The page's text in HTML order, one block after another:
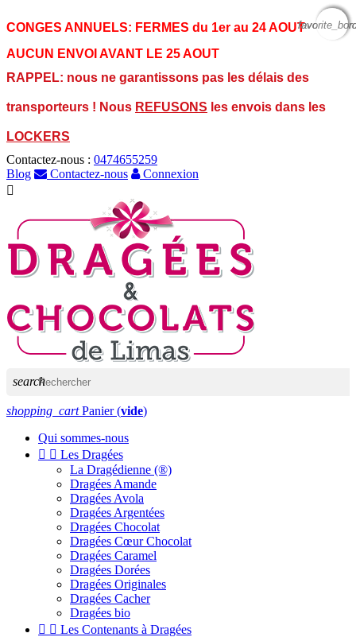
CONGES ANNUELS: FERMES du 1er au 24 AOUT
AUCUN ENVOI AVANT LE 25 AOUT
RAPPEL: nous ne garantissons pas les délais des
transporteurs ! Nous REFUSONS les envois dans les
LOCKERS
Contactez-nous : 0474655259
Blog
Contactez-nous
Connexion

search
shopping_cart Panier (vide)
Qui sommes-nous
  Les Dragées
La Dragédienne (®)
Dragées Amande
Dragées Avola
Dragées Argentées
Dragées Chocolat
Dragées Cœur Chocolat
Dragées Caramel
Dragées Dorées
Dragées Originales
Dragées Cacher
Dragées bio
  Les Contenants à Dragées